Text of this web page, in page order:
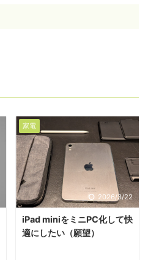
家電
2026/3/22
iPad miniをミニPC化して快
適にしたい（願望）